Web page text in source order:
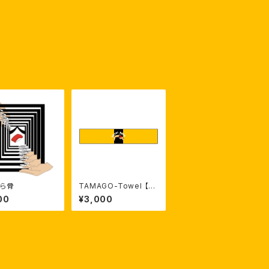
骨
TAMAGO-Towel 【受
注生産】
¥3,000